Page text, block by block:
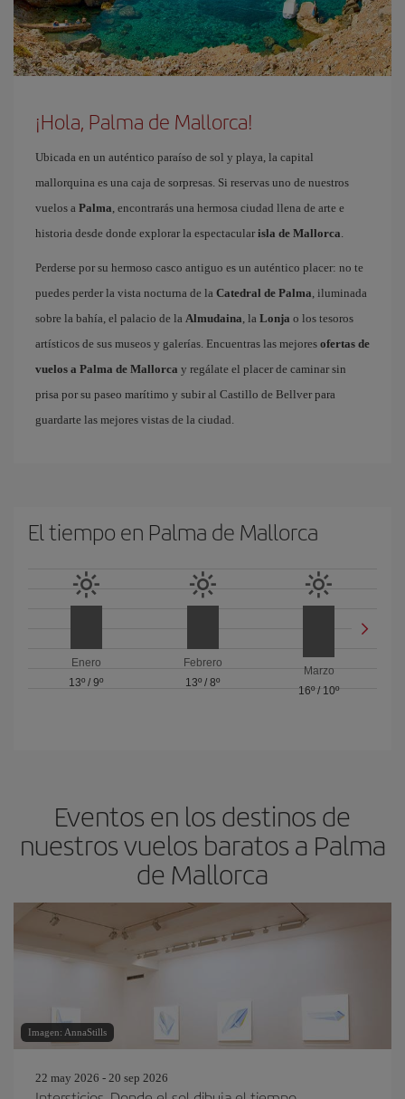
¡Hola, Palma de Mallorca!
Ubicada en un auténtico paraíso de sol y playa, la capital
mallorquina es una caja de sorpresas. Si reservas uno de nuestros
vuelos a Palma, encontrarás una hermosa ciudad llena de arte e
historia desde donde explorar la espectacular isla de Mallorca.
Perderse por su hermoso casco antiguo es un auténtico placer: no te
puedes perder la vista nocturna de la Catedral de Palma, iluminada
sobre la bahía, el palacio de la Almudaina, la Lonja o los tesoros
artísticos de sus museos y galerías. Encuentras las mejores ofertas de
vuelos a Palma de Mallorca y regálate el placer de caminar sin
prisa por su paseo marítimo y subir al Castillo de Bellver para
guardarte las mejores vistas de la ciudad.
El tiempo en Palma de Mallorca
Enero
13º /9º
Febrero
13º / 8º
Marzo
16º/ 10º
Eventos en los destinos de
nuestros vuelos baratos a Palma
de Mallorca
Imagen: AnnaStills
22 may 2026 - 20 sep 2026